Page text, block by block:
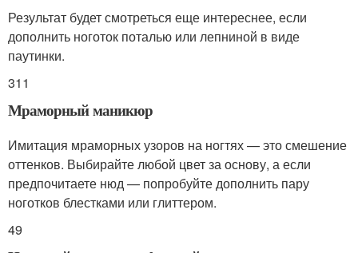
Результат будет смотреться еще интереснее, если
дополнить ноготок поталью или лепниной в виде
паутинки.
311
Мраморный маникюр
Имитация мраморных узоров на ногтях — это смешение
оттенков. Выбирайте любой цвет за основу, а если
предпочитаете нюд — попробуйте дополнить пару
ноготков блестками или глиттером.
49